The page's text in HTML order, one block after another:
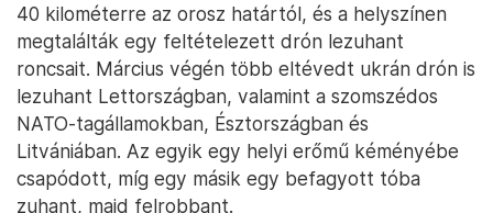
40 kilométerre az orosz határtól, és a helyszínen
megtalálták egy feltételezett drón lezuhant
roncsait. Március végén több eltévedt ukrán drón is
lezuhant Lettországban, valamint a szomszédos
NATO-tagállamokban, Észtországban és
Litvániában. Az egyik egy helyi erőmű kéményébe
csapódott, míg egy másik egy befagyott tóba
zuhant, majd felrobbant.